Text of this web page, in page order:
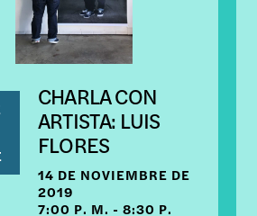
CHARLA CON
ARTISTA: LUIS
FLORES
14 DE NOVIEMBRE DE
2019
7:00 P. M. - 8:30 P.